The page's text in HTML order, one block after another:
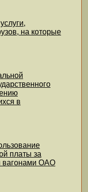
на которые
в
платы за
вагонами ОАО